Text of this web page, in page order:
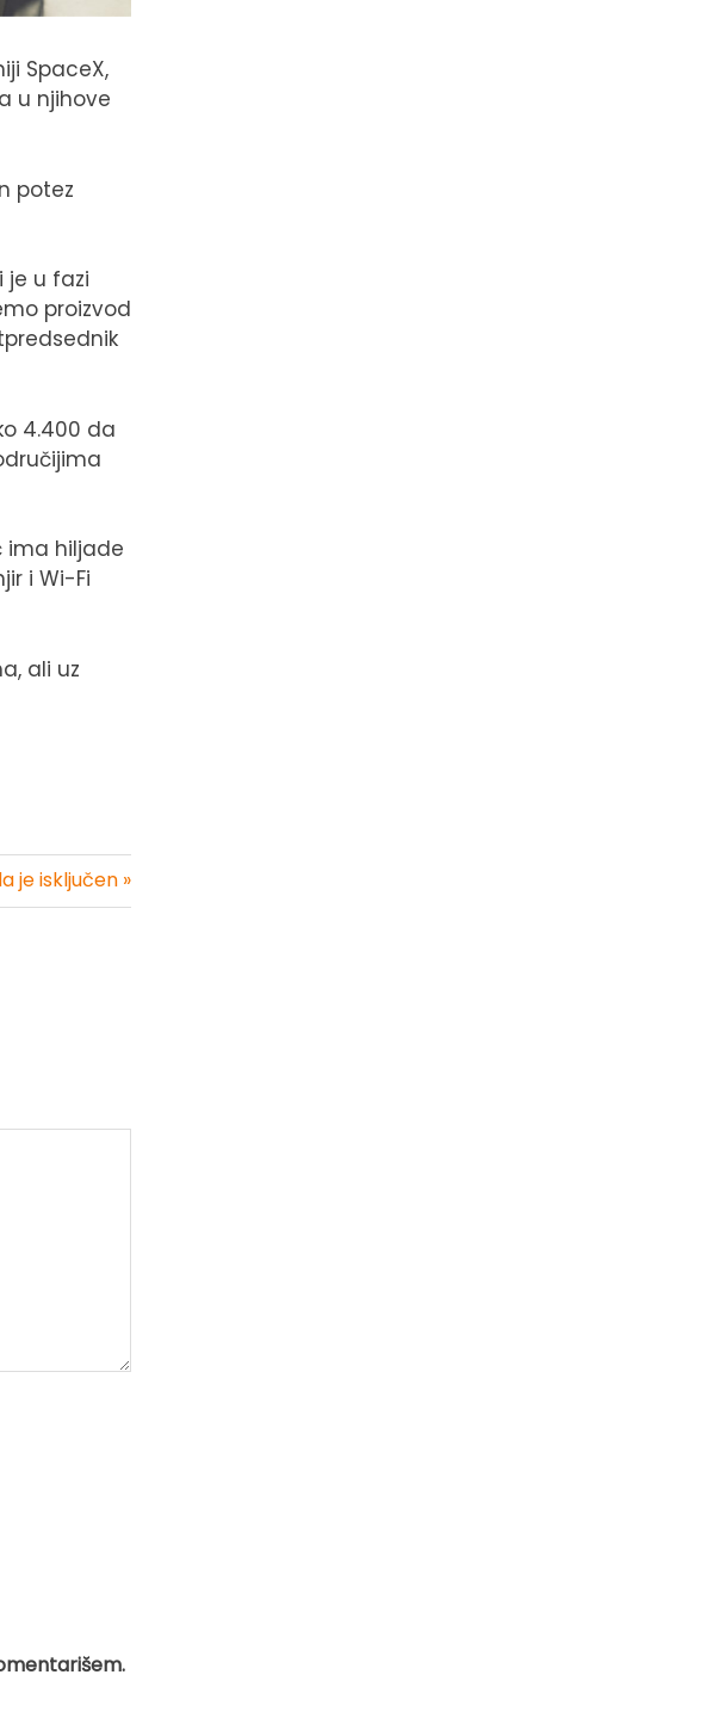
SpaceX,
u njihove
potez
je u fazi
proizvod
4.400 da
ima hiljade
i Wi-Fi
ali uz
je isključen »